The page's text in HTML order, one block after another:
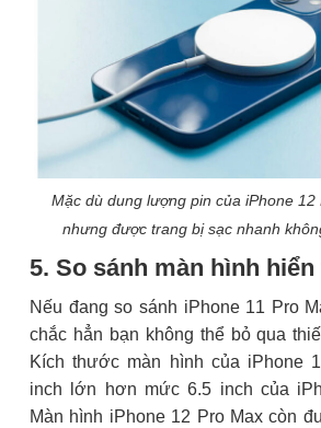
Mặc dù dung lượng pin của iPhone 12
nhưng được trang bị sạc nhanh
5. So sánh màn hình hiển
Nếu đang so sánh iPhone 11 Pro
chắc hẳn bạn không thể bỏ qua
Kích thước màn hình của iPhone
inch lớn hơn mức 6.5 inch của
Màn hình iPhone 12 Pro Max còn